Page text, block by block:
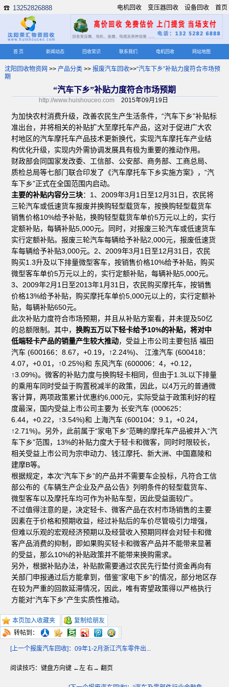
☎ 13252826888 首页
设备回收
变压器回收
电机回收
首 页 新闻动态 回收常识 联系我们 电机回收 网站地图
沈阳回收物资网 >> 产品分类>> 报废汽车回收>>“汽车下乡”补贴力度符合市场预
期
“汽车下乡”补贴力度符合市场预期
http://www.huishouceo.com 2015年09月19日
为加快农村消费升级，改善农民生产生活条件，“汽车下乡”补贴标
准出台，并将相关的补贴扩大至摩托车产品，这对于促进广大农
村地区的汽车摩托车产品技术更新换代，实现汽车摩托车产业结
构优化升级，实现内外需协调发展具有极为重要的推动作用。
财政部会同国家发改委、工信部、公安部、商务部、工商总局、
质检总局等七部门联合印发了《汽车摩托车下乡实施方案》，“汽
车下乡”正式在全国范围内启动。
主要的补贴内容分三块：1、2009年3月1日至12月31日，农民将
三轮汽车或低速货车报废并换购轻型载货车，按换购轻型载货车
销售价格10%给予补贴，换购轻型载货车单价5万元以上的，实行
定额补贴，每辆补贴5,000元。同时，对报废三轮汽车或低速货车
实行定额补贴。报废三轮汽车每辆给予补贴2,000元，报废低速货
车每辆给予补贴3,000元。2、2009年3月1日至12月31日，农民
购买1.3升及以下排量微型客车，按销售价格10%给予补贴，购买
微型客车单价5万元以上的，实行定额补贴，每辆补贴5,000元。
3、2009年2月1日至2013年1月31日，农民购买摩托车，按销售
价格13%给予补贴，购买摩托车单价5,000元以上的，实行定额补
贴，每辆补贴650元。
此次补贴力度符合市场预期，并且从补贴方案看，并未提及50亿
的总额限制。其中，换购五万以下轻卡给予10%的补贴，将对中
低端轻卡产品的销量产生较大推动，受益上市公司主要包括 福田
汽车 (600166：8.67，+0.19，↑2.24%)、 江淮汽车 (600418：
4.07，+0.01，↑0.25%)和 东风汽车 (600006：4，+0.12，
↑3.09%)。微客的补贴力度与换购轻卡相同，但由于1.3L以下排量
的乘用车同时受益于购置税减半的政策，因此，以4万元的普通微
客计算，两项政策累计优惠约6,000元，实际受益于政策利好的程
度最深，国内受益上市公司主要为 长安汽车 (000625：
6.44，+0.22，↑3.54%)和 上海汽车 (600104：9.1，+0.24，
↑2.71%)。另外，此前属于“家电下乡”范畴的摩托车产品被并入“汽
车下乡”范围，13%的补贴力度大于轻卡和微客，同时时限较长，
相关受益上市公司为宗申动力、钱江摩托、新大洲、中国嘉陵和
建摩B等。
根据规定，本次“汽车下乡”的产品并不需要车企投标，凡符合工信
部公布的《车辆生产企业及产品公告》列明条件的轻型载货车、
微型客车以及摩托车均可作为补贴车型，因此受益面较广。
不过值得注意的是，决定轻卡、微客产品在农村市场销售的主要
因素在于价格和预期收益，经过补贴后的车价尽管吸引力增强，
但难以乐观的宏观经济预期以及经营收入预期同样会对轻卡和微
客产品消费的抑制，即如果购买轻卡和微客产品并不能带来显著
的受益，那么10%的补贴政策并不能带来换购需求。
另外，根据补贴办法，补贴款需要通过农民先行垫付资金再向有
关部门申报通过后方能拿到，借鉴“家电下乡”的情况，部分地区存
在较为严重的回款延滞情况，因此，唯有寄望政策得以严格执行
方能对“汽车下乡”产生实质性推动。
本页加入收藏夹
复制给朋友
转帖到：
[上一个报废汽车回收]：09年1-2月浙江汽车零件出...
阅读技巧：键盘方向键 ←左 右→ 翻页